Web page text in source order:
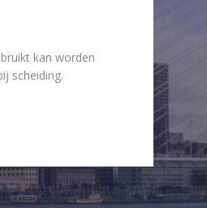
kan worden
scheiding.